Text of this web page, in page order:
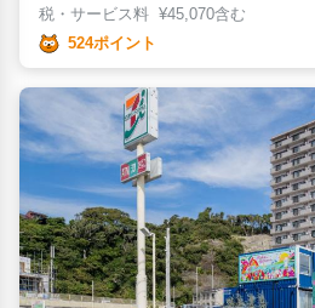
税・サービス料 ¥45,070含む
524ポイント